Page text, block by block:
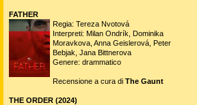
FATHER
Regia: Tereza Nvotová
Interpreti: Milan Ondrík, Dominika
Moravkova, Anna Geislerová, Peter
Bebjak, Jana Bittnerova
Genere: drammatico
Recensione a cura di The Gaunt
THE ORDER (2024)